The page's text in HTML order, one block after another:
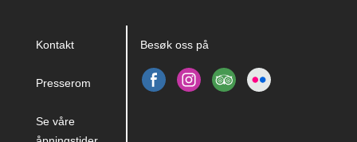
Kontakt
Presserom
Se våre
Besøk oss på